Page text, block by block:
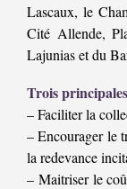
Lascaux, le
Cité Allende,
Lajunias et du
Trois
– Faciliter la
– Encourager le
la redevance
– Maitriser le